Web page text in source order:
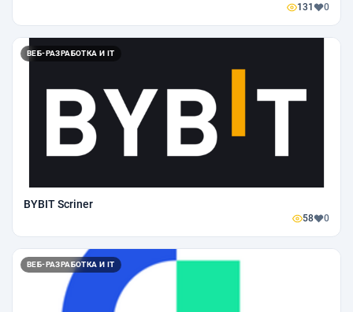
131 0
ВЕБ-РАЗРАБОТКА И IT
BYBIT Scriner
58 0
ВЕБ-РАЗРАБОТКА И IT